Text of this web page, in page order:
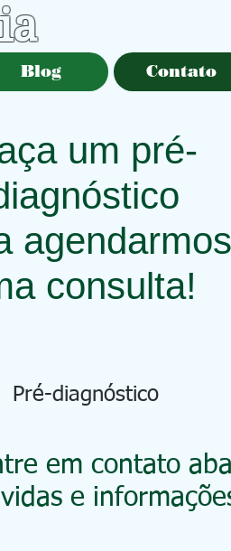
Blog Contato
um pré-
agendarmos
consulta!
Pré-diagnóstico
em contato
e